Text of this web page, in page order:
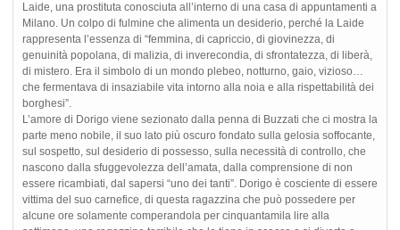
Laide, una prostituta conosciuta all’interno di una casa di appuntamenti a
Milano. Un colpo di fulmine che alimenta un desiderio, perché la Laide
rappresenta l’essenza di “femmina, di capriccio, di giovinezza, di
genuinità popolana, di malizia, di inverecondia, di sfrontatezza, di liberà,
di mistero. Era il simbolo di un mondo plebeo, notturno, gaio, vizioso…
che fermentava di insaziabile vita intorno alla noia e alla rispettabilità dei
borghesi”.
L’amore di Dorigo viene sezionato dalla penna di Buzzati che ci mostra la
parte meno nobile, il suo lato più oscuro fondato sulla gelosia soffocante,
sul sospetto, sul desiderio di possesso, sulla necessità di controllo, che
nascono dalla sfuggevolezza dell’amata, dalla comprensione di non
essere ricambiati, dal sapersi “uno dei tanti”. Dorigo è cosciente di essere
vittima del suo carnefice, di questa ragazzina che può possedere per
alcune ore solamente comperandola per cinquantamila lire alla